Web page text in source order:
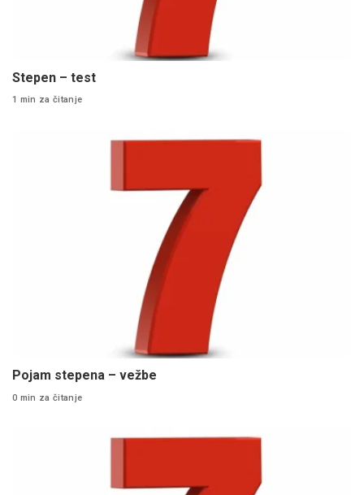
Stepen – test
1 min za čitanje
Pojam stepena – vežbe
0 min za čitanje